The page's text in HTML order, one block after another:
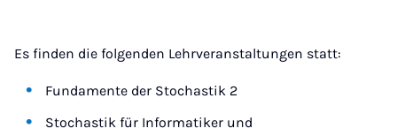
Es finden die folgenden Lehrveranstaltungen statt:
Fundamente der Stochastik 2
Stochastik für Informatiker und